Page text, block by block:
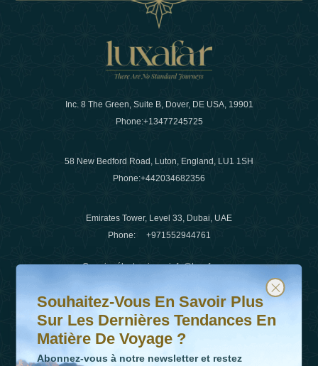
Inc. 8 The Green, Suite B, Dover, DE USA, 19901
Phone:+13477245725
58 New Bedford Road, Luton, England, LU1 1SH
Phone:+442034682356
Emirates Tower, Level 33, Dubai, UAE
Phone: +971552944761
Courrier électronique:info@luxafar.com
WhatsApp N°
+442034682356
+971552944761
Souhaitez-vous en savoir plus sur les dernières
Abonnez-vous à notre newsletter et restez informé
Souhaitez-Vous En Savoir Plus
Sur Les Dernières Tendances En
Matière De Voyage ?
Abonnez-vous à notre newsletter et restez